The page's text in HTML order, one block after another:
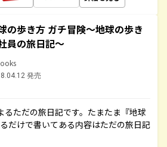
の歩き方 ガチ冒険～地球の歩き
員の旅日記～
発売
るただの旅日記です。たまたま『地球
だけで書いてある内容はただの旅日記